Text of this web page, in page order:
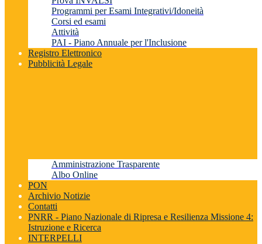
Programmi per Esami Integrativi/Idoneità
Corsi ed esami
Attività
PAI - Piano Annuale per l'Inclusione
Registro Elettronico
Pubblicità Legale
Amministrazione Trasparente
Albo Online
PON
Archivio Notizie
Contatti
PNRR - Piano Nazionale di Ripresa e Resilienza Missione 4:
Istruzione e Ricerca
INTERPELLI